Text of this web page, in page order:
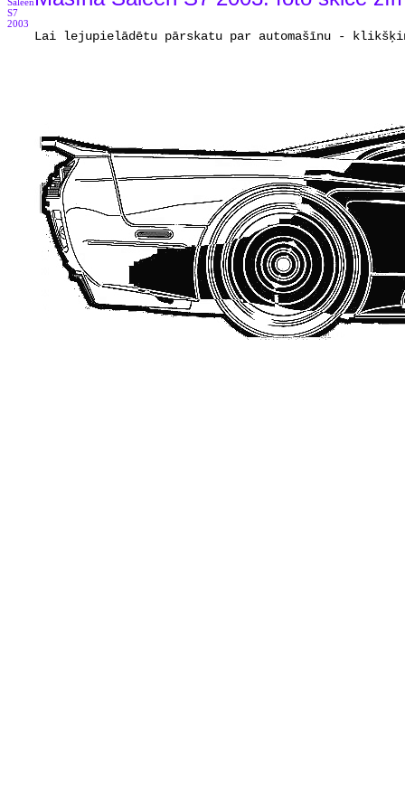
S7
2003
Lai lejupielādētu pārskatu par automašīnu -